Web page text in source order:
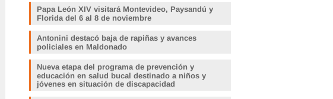
Papa León XIV visitará Montevideo, Paysandú y
Florida del 6 al 8 de noviembre
Antonini destacó baja de rapiñas y avances
policiales en Maldonado
Nueva etapa del programa de prevención y
educación en salud bucal destinado a niños y
jóvenes en situación de discapacidad